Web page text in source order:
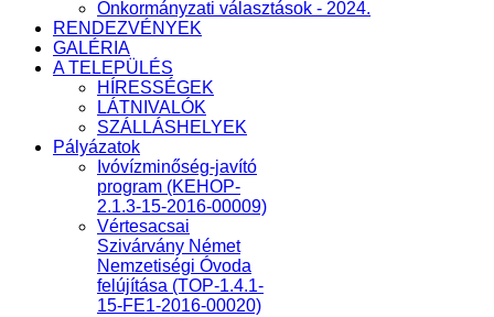
Önkormányzati választások - 2024.
RENDEZVÉNYEK
GALÉRIA
A TELEPÜLÉS
HÍRESSÉGEK
LÁTNIVALÓK
SZÁLLÁSHELYEK
Pályázatok
Ivóvízminőség-javító
program (KEHOP-
2.1.3-15-2016-00009)
Vértesacsai
Szivárvány Német
Nemzetiségi Óvoda
felújítása (TOP-1.4.1-
15-FE1-2016-00020)